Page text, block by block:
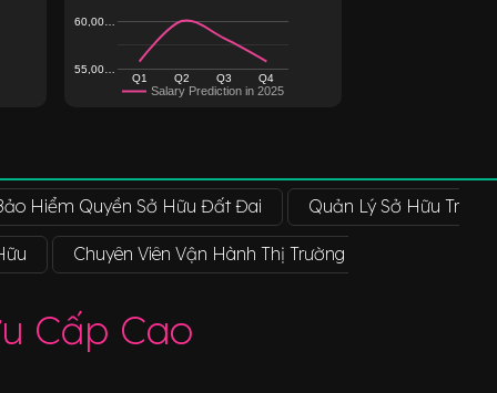
Salary Prediction in 2025
Q1 Q2 Q3 Q4
55,00…
60,00…
Hiểm Quyền Sở Hữu Đất Đai Quản Lý Sở Hữu Trí Tuệ
Chuyên Viên Vận Hành Thị Trường Vốn Chủ Sở Hữu
Cấp Cao